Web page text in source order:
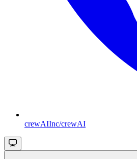
crewAIInc/crewAI